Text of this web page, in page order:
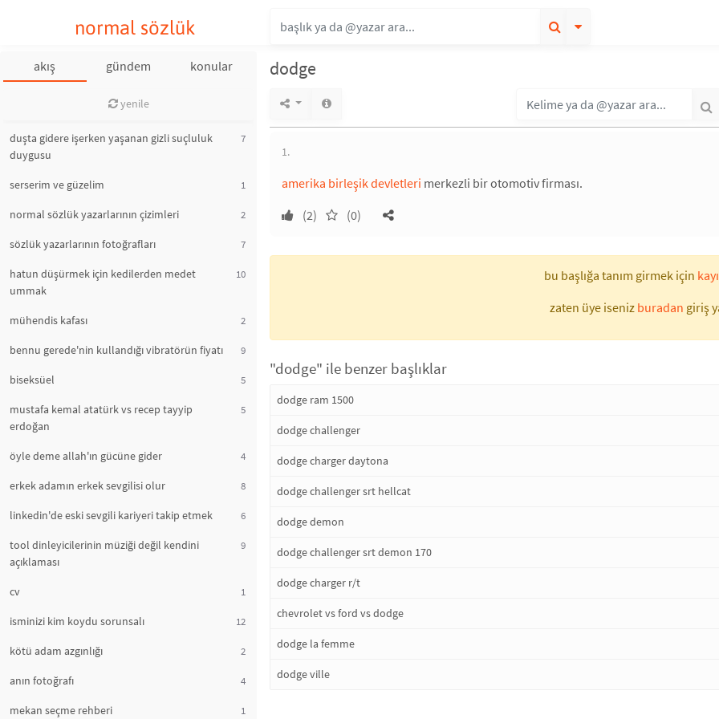
normal sözlük
akış gündem konular
yenile
duşta gidere işerken yaşanan gizli suçluluk
duygusu
7
serserim ve güzelim 1
normal sözlük yazarlarının çizimleri 2
sözlük yazarlarının fotoğrafları 7
hatun düşürmek için kedilerden medet
ummak
10
mühendis kafası 2
bennu gerede'nin kullandığı vibratörün fiyatı 9
biseksüel 5
mustafa kemal atatürk vs recep tayyip
erdoğan
5
öyle deme allah'ın gücüne gider 4
erkek adamın erkek sevgilisi olur 8
linkedin'de eski sevgili kariyeri takip etmek 6
tool dinleyicilerinin müziği değil kendini
açıklaması
9
cv 1
isminizi kim koydu sorunsalı 12
kötü adam azgınlığı 2
anın fotoğrafı 4
mekan seçme rehberi 1
dodge
1.
amerika birleşik devletleri merkezli bir otomotiv firması.
(2)
(0)
bu başlığa tanım girmek için
zaten üye iseniz buradan giriş
"dodge" ile benzer başlıklar
dodge ram 1500
dodge challenger
dodge charger daytona
dodge challenger srt hellcat
dodge demon
dodge challenger srt demon 170
dodge charger r/t
chevrolet vs ford vs dodge
dodge la femme
dodge ville